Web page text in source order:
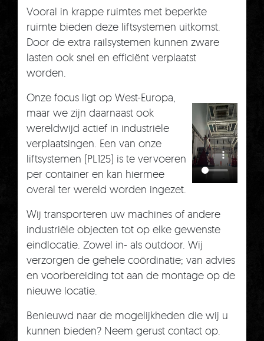
Vooral in krappe ruimtes met beperkte
ruimte bieden deze liftsystemen uitkomst.
Door de extra railsystemen kunnen zware
lasten ook snel en efficiënt verplaatst
worden.
Onze focus ligt op West-Europa,
maar we zijn daarnaast ook
wereldwijd actief in industriële
verplaatsingen. Een van onze
liftsystemen (PL125) is te vervoeren
per container en kan hiermee
overal ter wereld worden ingezet.
Wij transporteren uw machines of andere
industriële objecten tot op elke gewenste
eindlocatie. Zowel in- als outdoor. Wij
verzorgen de gehele coördinatie; van advies
en voorbereiding tot aan de montage op de
nieuwe locatie.
Benieuwd naar de mogelijkheden die wij u
kunnen bieden? Neem gerust contact op.